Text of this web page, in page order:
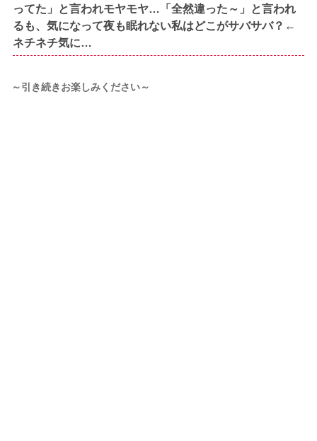
ってた」と言われモヤモヤ…「全然違った～」と言われ
るも、気になって夜も眠れない私はどこがサバサバ？←
ネチネチ気に…
～引き続きお楽しみください～